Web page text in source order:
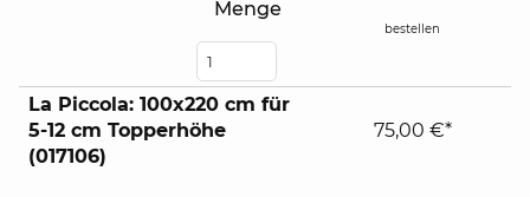
Menge
bestellen
La Piccola: 100x220 cm für
5-12 cm Topperhöhe
(017106)
75,00 €*